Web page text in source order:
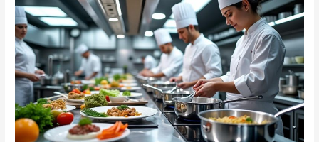
Le
Marquier
:
La
cuisine
au
barbecue
réinventée
!